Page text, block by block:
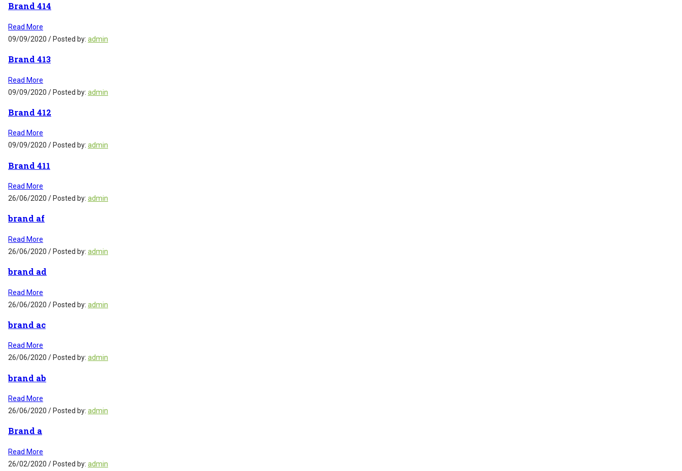
Brand 414
Read More
09/09/2020 / Posted by: admin
Brand 413
Read More
09/09/2020 /Posted by: admin
Brand 412
Read More
09/09/2020 / Posted by: admin
Brand 411
Read More
26/06/2020 / Posted by: admin
brand af
Read More
26/06/2020 / Posted by: admin
brand ad
Read More
26/06/2020 /Posted by: admin
brand ac
Read More
26/06/2020 / Posted by: admin
brand ab
Read More
26/06/2020 / Posted by: admin
Brand a
Read More
26/02/2020 / Posted by: admin